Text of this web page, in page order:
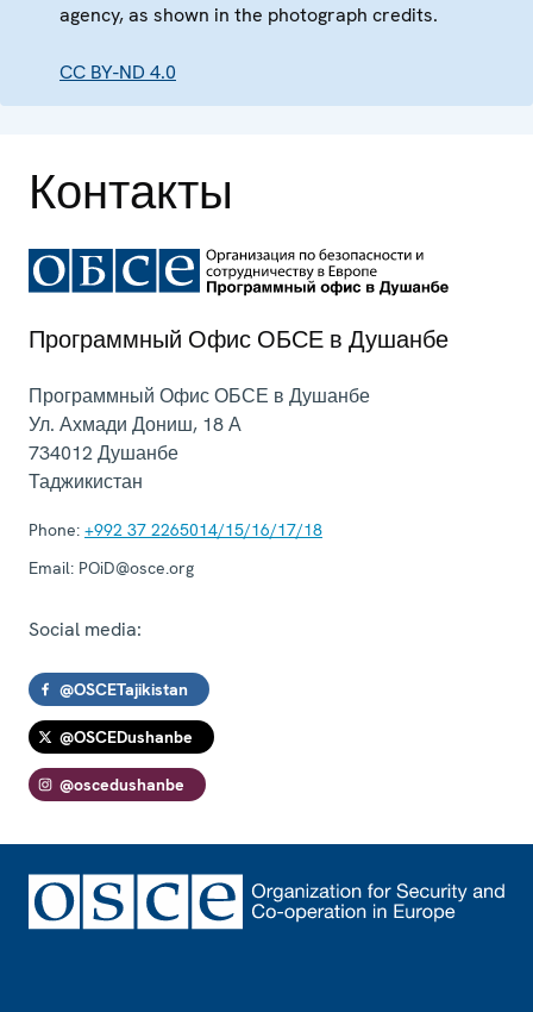
agency, as shown in the photograph credits.
CC BY-ND 4.0
Контакты
Программный Офис ОБСЕ в Душанбе
Программный Офис ОБСЕ в Душанбе
Ул. Ахмади Дониш, 18 А
734012Душанбе
Таджикистан
Phone: +992 37 2265014/15/16/17/18
Email: POiD@osce.org
Social media:
@OSCETajikistan
@OSCEDushanbe
@oscedushanbe